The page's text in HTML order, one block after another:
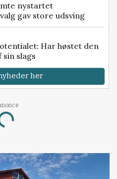
nystartet
gav store udsving
Har høstet den
slags
her